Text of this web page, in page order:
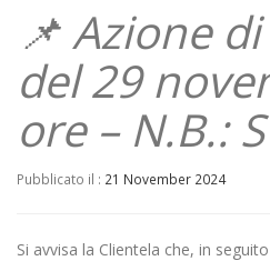
📌 Azione
del 29
ore – N.B.:
Pubblicato il : 21 November 2024
Si avvisa la Clientela che, in